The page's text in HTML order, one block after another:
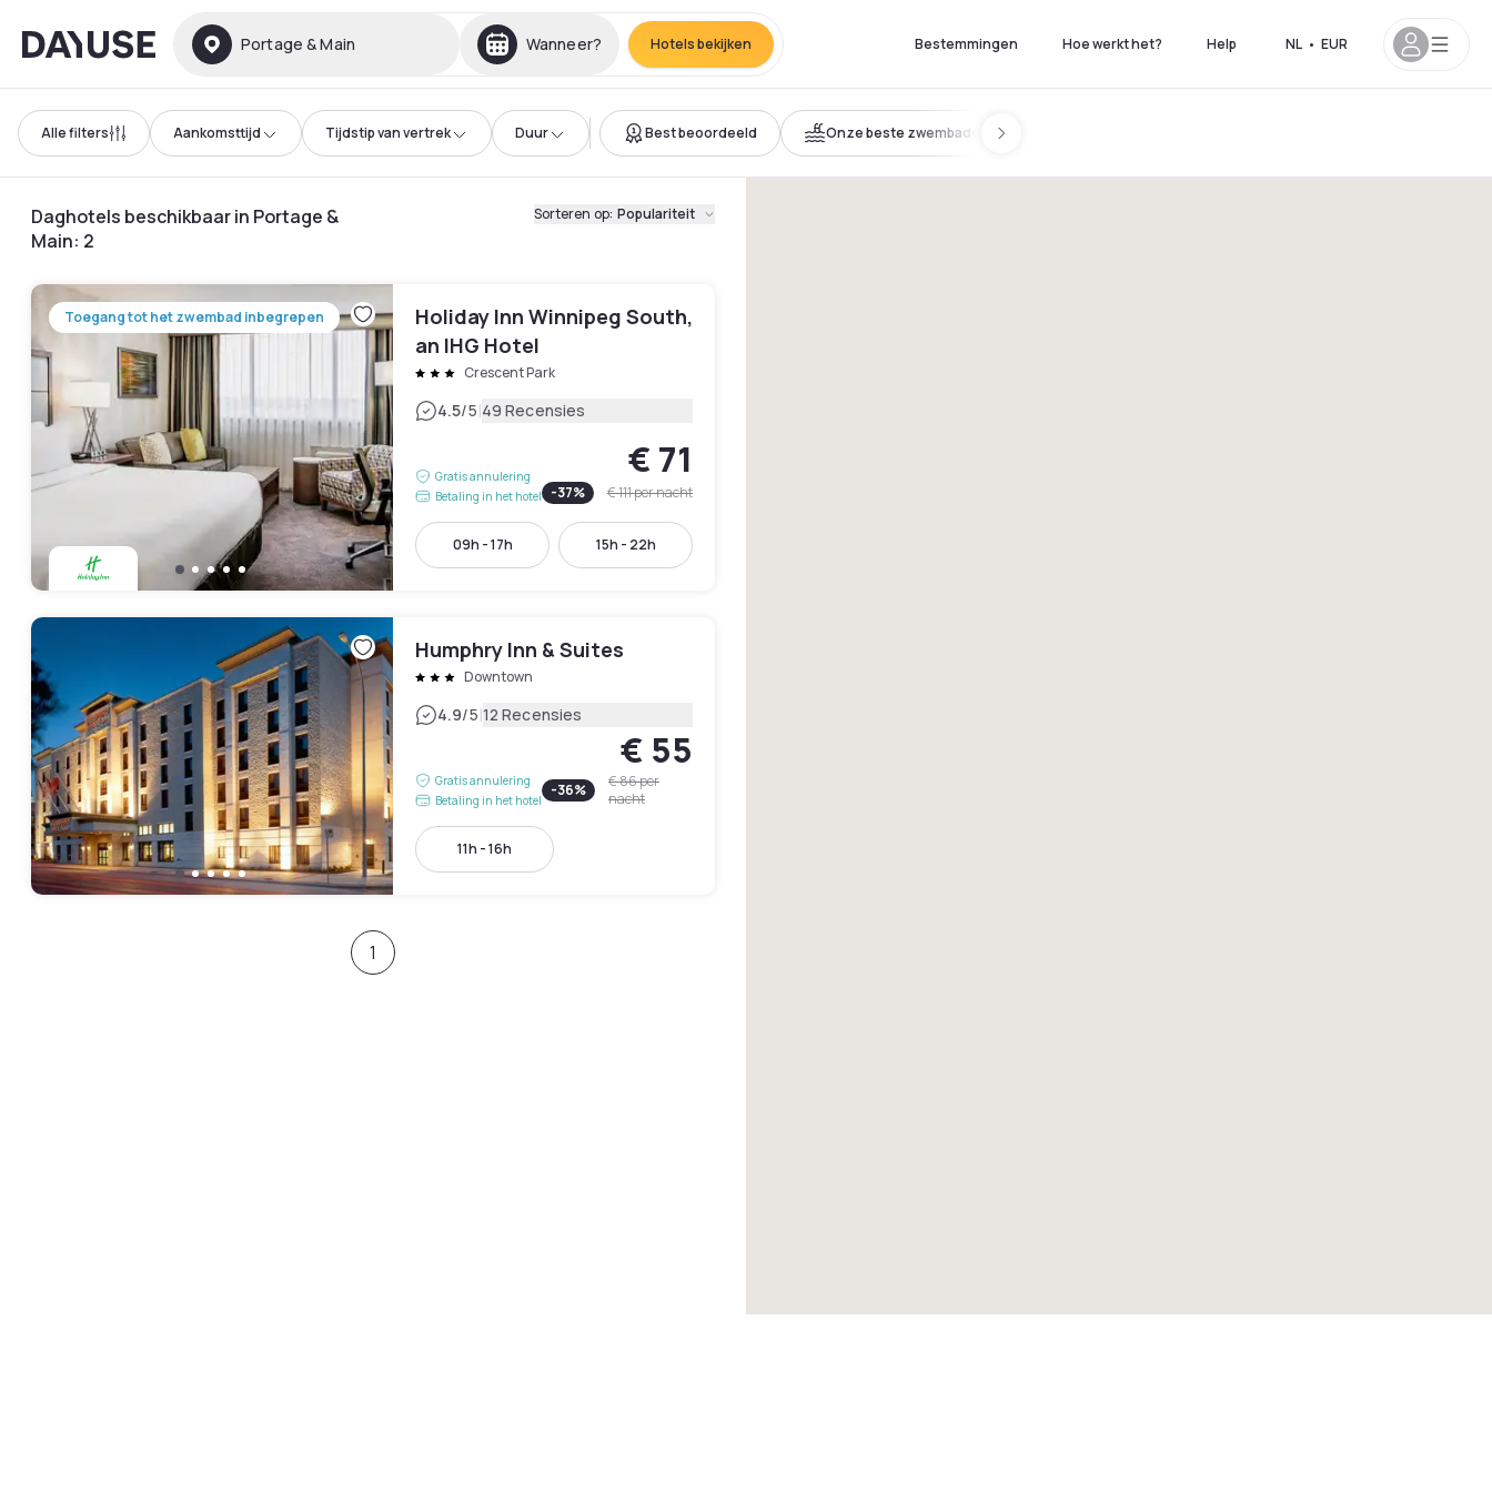
Dayuse Portage & Main Wanneer? Hotels bekijken Bestemmingen Hoe werkt het? Help NL • EUR
Alle filters Aankomsttijd Tijdstip van vertrek Duur Best beoordeeld Onze beste zwembaden
Daghotels beschikbaar in Portage &
Main: 2
Sorteren op: Populariteit
Toegang tot het zwembad inbegrepen
Holiday Inn Winnipeg South,
an IHG Hotel
Crescent Park
4.5/5|49 Recensies
Gratis annulering
Betaling in het hotel
€ 71
-37% € 111per nacht
09h - 17h 15h - 22h
Humphry Inn & Suites
Downtown
4.9/5|12 Recensies
Gratis annulering
Betaling in het hotel
€ 55
-36% € 86per
nacht
11h - 16h
1